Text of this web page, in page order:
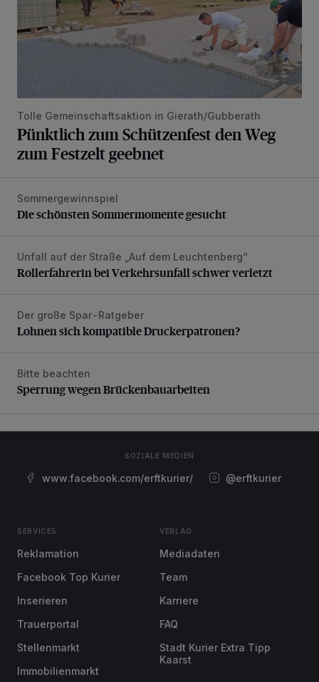
Tolle Gemeinschaftsaktion in Gierath/Gubberath
Pünktlich zum Schützenfest den Weg
zum Festzelt geebnet
Die schönsten Sommermomente gesucht
Sommergewinnspiel
Die schönsten Sommermomente gesucht
Rollerfahrerin bei Verkehrsunfall schwer verletzt
Unfall auf der Straße „Auf dem Leuchtenberg“
Rollerfahrerin bei Verkehrsunfall schwer verletzt
Lohnen sich kompatible Druckerpatronen?
Der große Spar-Ratgeber
Lohnen sich kompatible Druckerpatronen?
Sperrung wegen Brückenbauarbeiten
Bitte beachten
Sperrung wegen Brückenbauarbeiten
SOZIALE MEDIEN
www.facebook.com/erftkurier/ @erftkurier
SERVICES
Reklamation
Facebook Top Kurier
Inserieren
Trauerportal
Stellenmarkt
Immobilienmarkt
VERLAG
Mediadaten
Team
Karriere
FAQ
Stadt Kurier Extra Tipp
Kaarst